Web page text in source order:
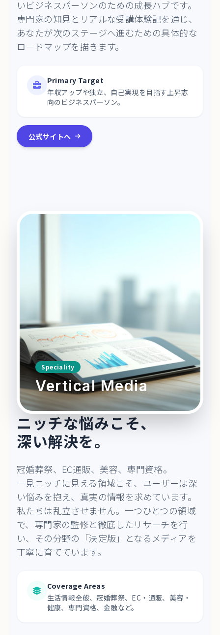
いビジネスパーソンのための成長ハブです。
専門家の知見とリアルな受講体験記を通じ、
あなたが次のステージへ進むための具体的な
ロードマップを描きます。
Primary Target
年収アップや独立、自己実現を目指す上昇志
向のビジネスパーソン。
公式サイトへ
Speciality
Vertical Media
ニッチな悩みこそ、
深い解決を。
冠婚葬祭、EC通販、美容、専門資格。
一見ニッチに見える領域こそ、ユーザーは深
い悩みを抱え、真実の情報を求めています。
私たちは乱立させません。一つひとつの領域
で、専門家の監修と徹底したリサーチを行
い、その分野の「決定版」となるメディアを
丁寧に育てています。
Coverage Areas
生活情報全般、冠婚葬祭、EC・通販、美容・
健康、専門資格、金融など。